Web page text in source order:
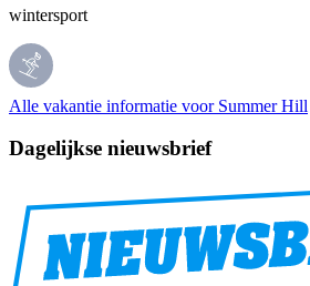
wintersport
Alle vakantie informatie voor Summer Hill
Dagelijkse nieuwsbrief